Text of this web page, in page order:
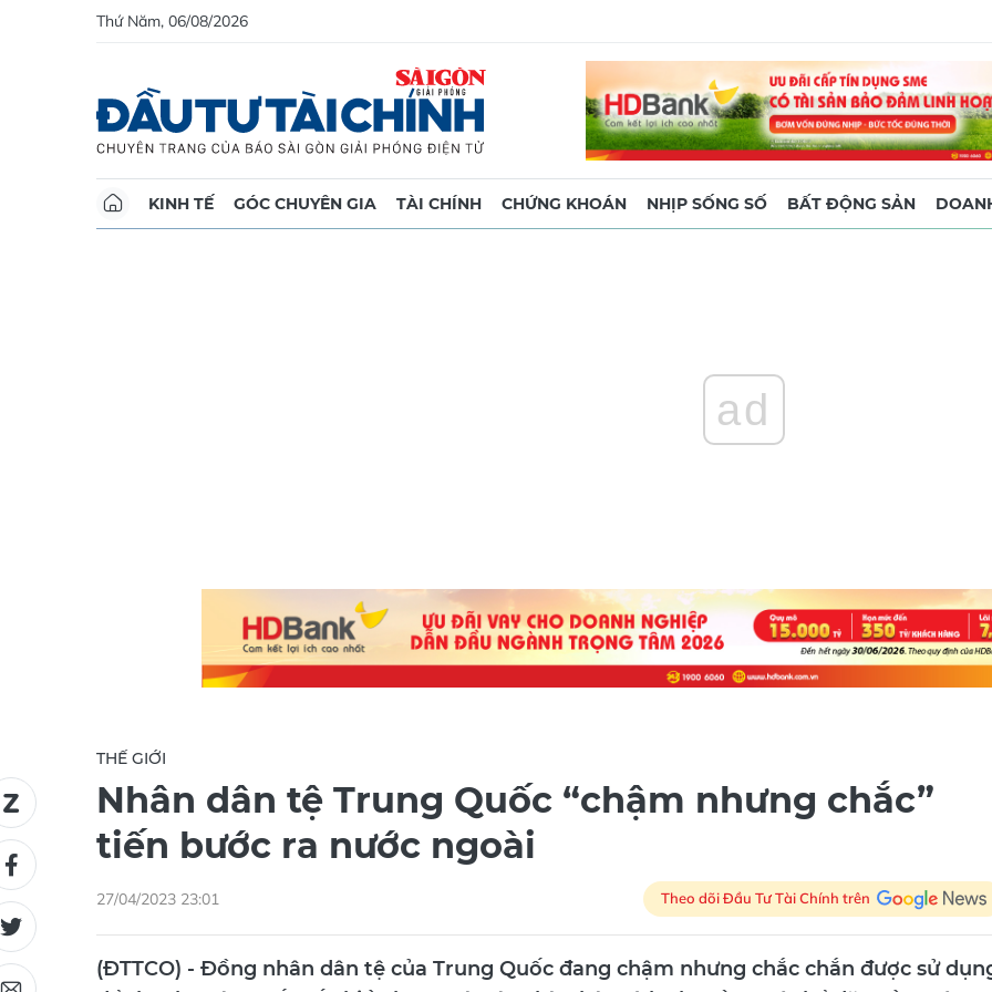
Thứ Năm, 06/08/2026
KINH TẾ GÓC CHUYÊN GIA TÀI CHÍNH CHỨNG KHOÁN NHỊP SỐNG SỐ BẤT ĐỘNG SẢN
ad
THẾ GIỚI
Nhân dân tệ Trung Quốc “chậm nhưng chắc”
tiến bước ra nước ngoài
27/04/2023 23:01 Theo dõi Đầu Tư Tài Chính trên
(ĐTTCO) - Đồng nhân dân tệ của Trung Quốc đang chậm nhưng chắc chắn được sử